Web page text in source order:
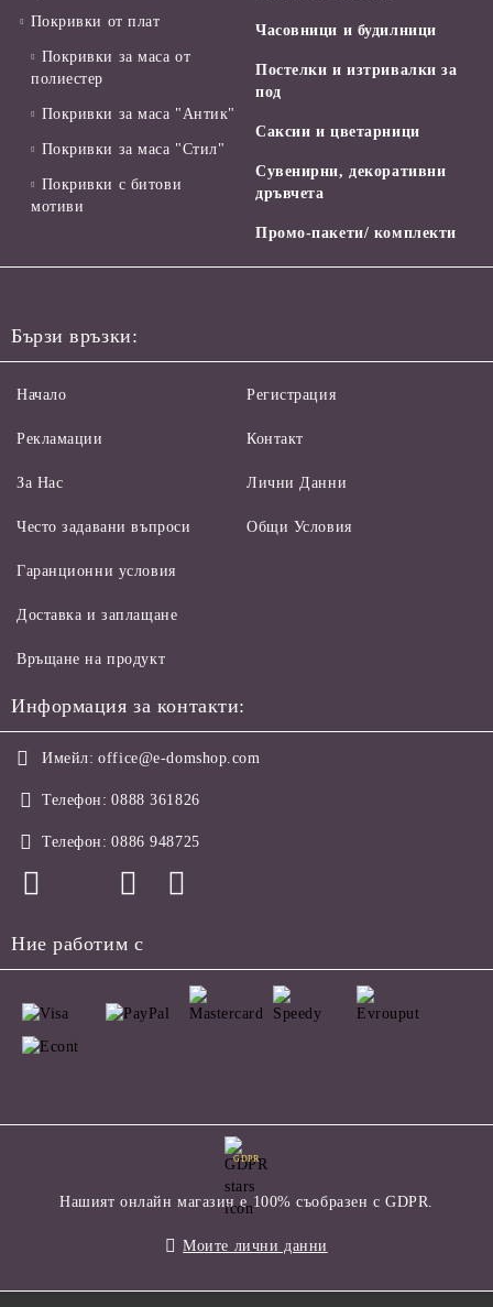
Покривки от плат
Покривки за маса от
полиестер
Покривки за маса "Антик"
Покривки за маса "Стил"
Покривки с битови
мотиви
Часовници и будилници
Постелки и изтривалки за
под
Саксии и цветарници
Сувенирни, декоративни
дръвчета
Промо-пакети/ комплекти
Бързи връзки:
Начало
Рекламации
За Нас
Често задавани въпроси
Регистрация
Контакт
Лични Данни
Общи Условия
Гаранционни условия
Доставка и заплащане
Връщане на продукт
Информация за контакти:
Имейл: office@e-domshop.com
Телефон: 0888 361826
Телефон: 0886 948725
Ние работим с
GDPR
Нашият онлайн магазин е 100% съобразен с GDPR.
Моите лични данни